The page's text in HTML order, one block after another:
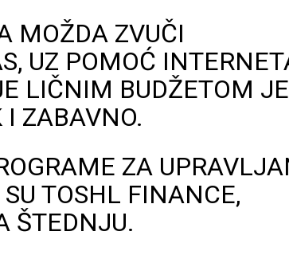
MOŽDA ZVUČI
UZ POMOĆ
LIČNIM BUDŽETOM JE
I ZABAVNO.
ZA
TOSHL FINANCE,
ŠTEDNJU.